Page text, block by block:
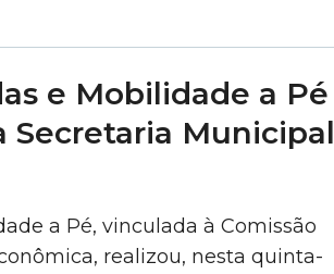
e Mobilidade a Pé
Secretaria Municipal
a Pé, vinculada à Comissão
realizou, nesta quinta-